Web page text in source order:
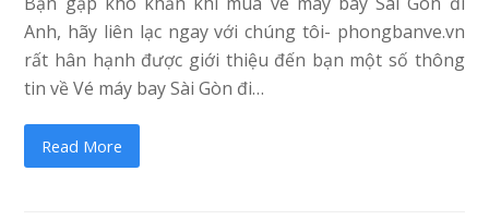
Anh, hãy liên lạc ngay với chúng tôi- phongbanve.vn
rất hân hạnh được giới thiệu đến bạn một số thông
tin về Vé máy bay Sài Gòn đi…
Read More